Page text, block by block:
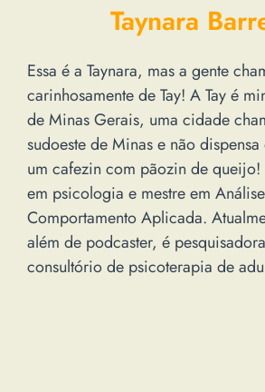
Taynara
Essa é a Taynara, mas a gente
carinhosamente de Tay! A Tay é
de Minas Gerais, uma cidade
sudoeste de Minas e não
um cafezin com pãozin de queijo!
em psicologia e mestre em
Comportamento Aplicada.
além de podcaster, é
consultório de psicoterapia de